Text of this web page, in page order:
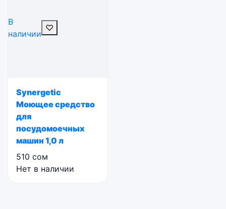
В
наличии
♡
Synergetic
Моющее средство
для
посудомоечных
машин 1,0 л
510 сом
Нет в наличии